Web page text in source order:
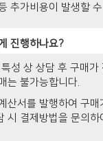
추가비용이 발생할 수
진행하나요?
성 상 상담 후 구매가
는 불가능합니다.
산서를 발행하여 구매
시 결제방법을 문의하